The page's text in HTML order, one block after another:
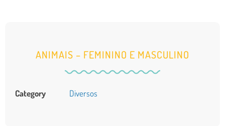
ANIMAIS – FEMININO E MASCULINO
Category Diversos